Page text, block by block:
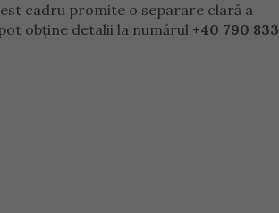
cadru promite o separare clară a
obține detalii la numărul +40 790 833